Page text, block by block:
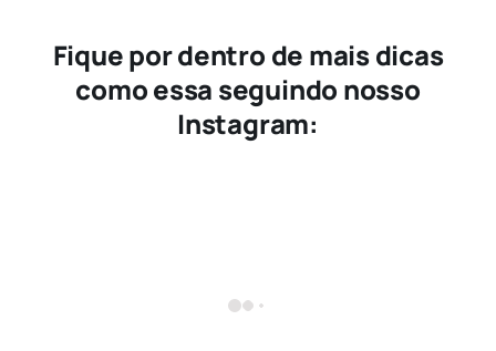
Fique por dentro de mais dicas
como essa seguindo nosso
Instagram: